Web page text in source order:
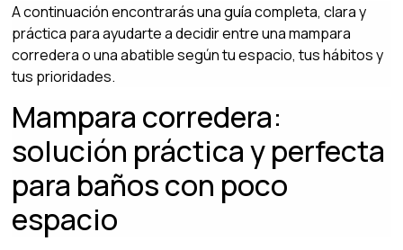
A continuación encontrarás una guía completa, clara y
práctica para ayudarte a decidir entre una mampara
corredera o una abatible según tu espacio, tus hábitos y
tus prioridades.
Mampara corredera:
solución práctica y perfecta
para baños con poco
espacio